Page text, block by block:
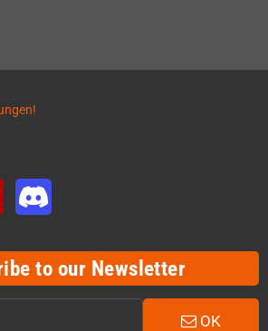
YouTube
to our Newsletter
OK